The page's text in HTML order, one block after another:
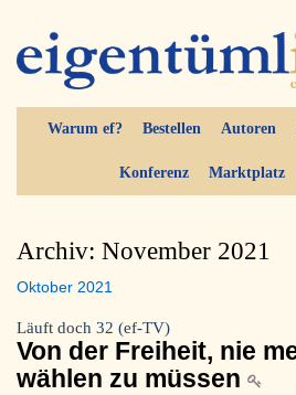
Warum ef? Bestellen Autoren
Konferenz Marktplatz
Archiv: November 2021
Oktober 2021
Läuft doch 32 (ef-TV)
Von der Freiheit, nie
wählen zu müssen